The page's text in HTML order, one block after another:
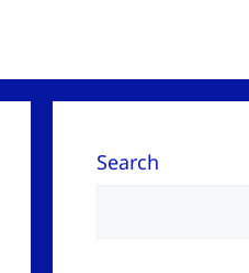
Search